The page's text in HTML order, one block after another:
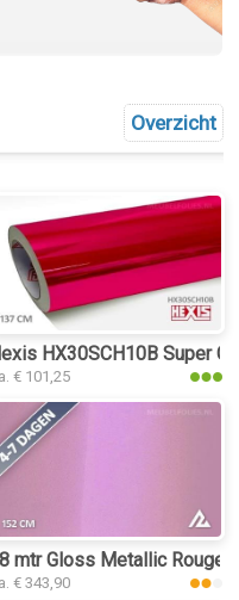
Overzicht
interieurfolie
HX30SCH10B Super
€ 101,25
mtr Gloss Metallic Rouge
€ 343,90